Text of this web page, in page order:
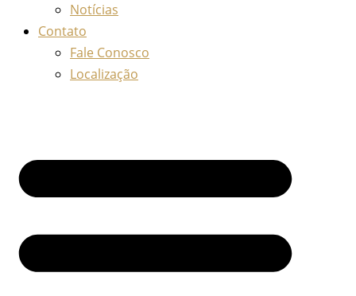
Notícias
Contato
Fale Conosco
Localização